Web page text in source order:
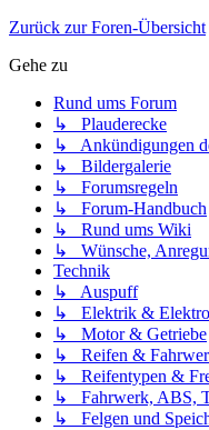
Zurück zur Foren-Übersicht
Gehe zu
Rund ums Forum
↳ Plauderecke
↳ Ankündigungen
↳ Bildergalerie
↳ Forumsregeln
↳ Forum-Handbuch
↳ Rund ums Wiki
↳ Wünsche,
Technik
↳ Auspuff
↳ Elektrik &
↳ Motor & Getriebe
↳ Reifen &
↳ Reifentypen &
↳ Fahrwerk, ABS,
↳ Felgen und